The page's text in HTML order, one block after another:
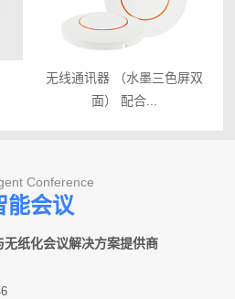
无线通讯器 （水墨三色屏双
面） 配合...
Conference
能会议
无纸化会议解决方案提供商